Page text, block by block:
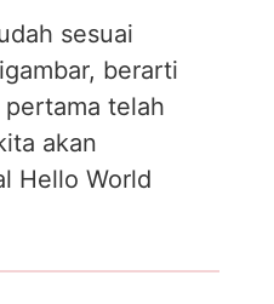
sesuai
berarti
telah
akan
Hello World